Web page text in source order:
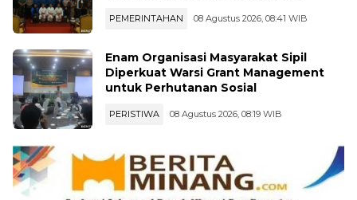
PEMERINTAHAN 08 Agustus 2026, 08:41 WIB
Enam Organisasi Masyarakat Sipil
Diperkuat Warsi Grant Management
untuk Perhutanan Sosial
PERISTIWA 08 Agustus 2026, 08:19 WIB